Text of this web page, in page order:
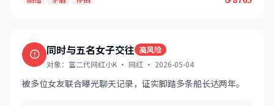
同时与五名女子交往 高风险
对象：富二代网红小K · 网红 · 2026-05-04
被多位女友联合曝光聊天记录，证实脚踏多条船长达两年。